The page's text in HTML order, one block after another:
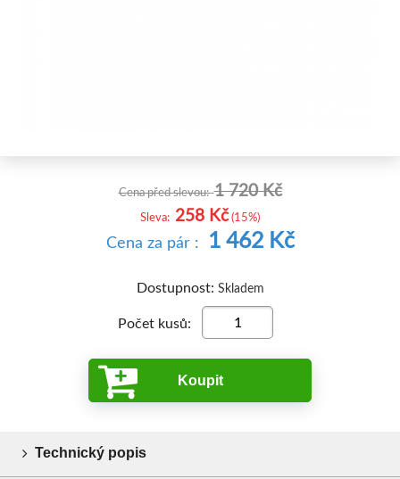
Cena před slevou:1 720 Kč
Sleva: 258 Kč(15%)
Cena za pár: 1 462 Kč
Dostupnost: Skladem
Počet kusů:
Koupit
Technický popis